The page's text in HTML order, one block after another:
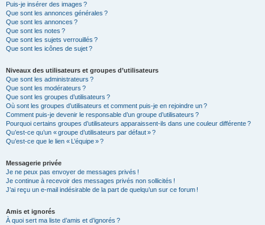
Puis-je insérer des images ?
Que sont les annonces générales ?
Que sont les annonces ?
Que sont les notes ?
Que sont les sujets verrouillés ?
Que sont les icônes de sujet ?
Niveaux des utilisateurs et groupes d’utilisateurs
Que sont les administrateurs ?
Que sont les modérateurs ?
Que sont les groupes d’utilisateurs ?
Où sont les groupes d’utilisateurs et comment puis-je en rejoindre un ?
Comment puis-je devenir le responsable d’un groupe d’utilisateurs ?
Pourquoi certains groupes d’utilisateurs apparaissent-ils dans une couleur différente ?
Qu’est-ce qu’un « groupe d’utilisateurs par défaut » ?
Qu’est-ce que le lien « L’équipe » ?
Messagerie privée
Je ne peux pas envoyer de messages privés !
Je continue à recevoir des messages privés non sollicités !
J’ai reçu un e-mail indésirable de la part de quelqu’un sur ce forum !
Amis et ignorés
À quoi sert ma liste d’amis et d’ignorés ?